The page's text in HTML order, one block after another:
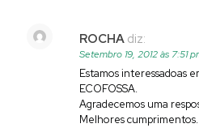
ROCHA diz:
Setembro 19, 2012 às 7:51
Estamos interessadoas
ECOFOSSA.
Agradecemos uma
Melhores cumprimentos.